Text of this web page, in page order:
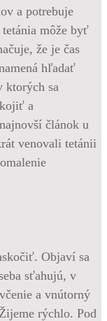
Objaví sa
sťahujú, v
a vnútorný
rýchlo. Pod